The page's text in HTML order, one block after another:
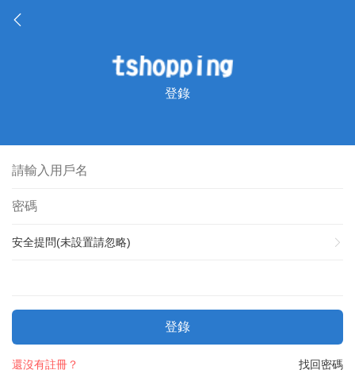
登錄
安全提問(未設置請忽略)
登錄
找回密碼
還沒有註冊？